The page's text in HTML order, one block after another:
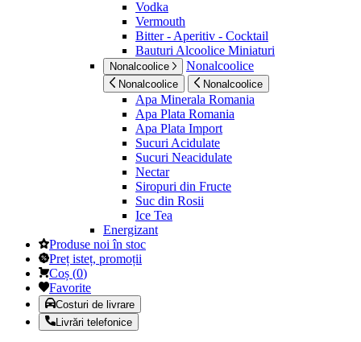
Vodka
Vermouth
Bitter - Aperitiv - Cocktail
Bauturi Alcoolice Miniaturi
Nonalcoolice Nonalcoolice
Nonalcoolice Nonalcoolice
Apa Minerala Romania
Apa Plata Romania
Apa Plata Import
Sucuri Acidulate
Sucuri Neacidulate
Nectar
Siropuri din Fructe
Suc din Rosii
Ice Tea
Energizant
Produse noi în stoc
Preț isteț, promoții
Coș (0)
Favorite
Costuri de livrare
Livrări telefonice